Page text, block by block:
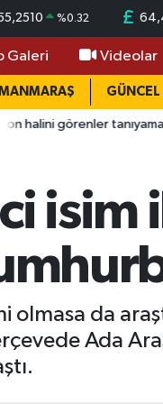
%0.32
Galeri Videolar
GÜNCEL
tanıyamadı
isim
da
Ada